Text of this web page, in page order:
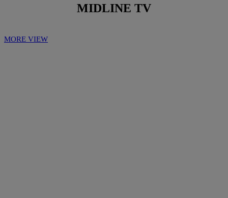
MIDLINE TV
MORE VIEW